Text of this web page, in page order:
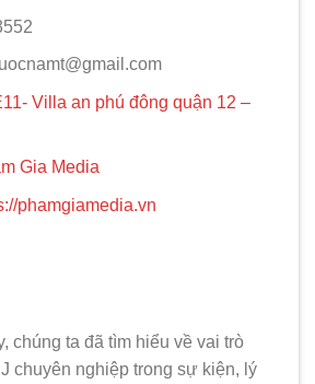
Villa an phú đông quận 12 –
Gia Media
phamgiamedia.vn
chúng ta đã tìm hiểu về vai trò
chuyên nghiệp trong sự kiện, lý